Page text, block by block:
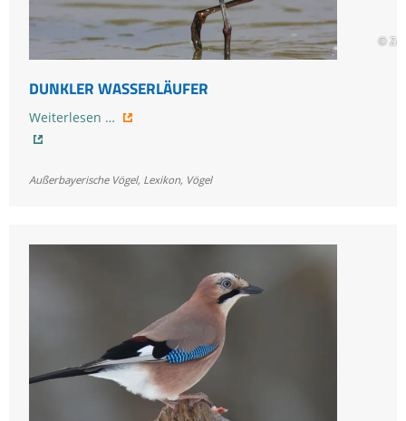
©
DUNKLER WASSERLÄUFER
Weiterlesen … Dunkler
Außerbayerische Vögel, Lexikon, Vögel